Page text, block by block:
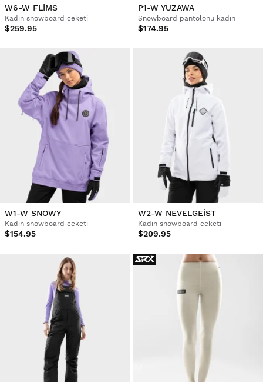
W6-W FLIMS
Kadın snowboard ceketi
$259.95
P1-W YUZAWA
Snowboard pantolonu kadın
$174.95
W1-W SNOWY
Kadın snowboard ceketi
$154.95
W2-W NEVELGEIST
Kadın snowboard ceketi
$209.95